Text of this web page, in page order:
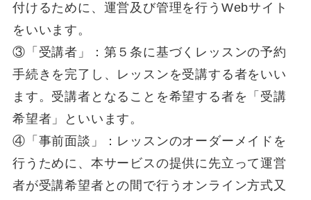
付けるために、運営及び管理を行うWebサイト
をいいます。
③「受講者」：第５条に基づくレッスンの予約
手続きを完了し、レッスンを受講する者をいい
ます。受講者となることを希望する者を「受講
希望者」といいます。
④「事前面談」：レッスンのオーダーメイドを
行うために、本サービスの提供に先立って運営
者が受講希望者との間で行うオンライン方式又